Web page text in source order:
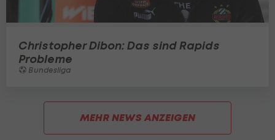
Christopher Dibon: Das sind Rapids
Probleme
Bundesliga
MEHR NEWS ANZEIGEN